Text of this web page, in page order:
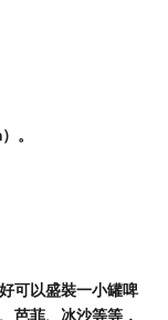
。
可以盛裝一小罐啤
芭菲、冰沙等等，